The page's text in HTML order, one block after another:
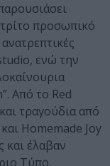
προσωπικό
ενώ την
Από το Red
τραγούδια από
Homemade Joy
και έλαβαν
Τύπο.